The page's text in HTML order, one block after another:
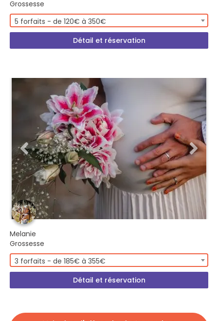
Grossesse
5 forfaits - de 120€ à 350€
Détail et réservation
Melanie
Grossesse
3 forfaits - de 185€ à 355€
Détail et réservation